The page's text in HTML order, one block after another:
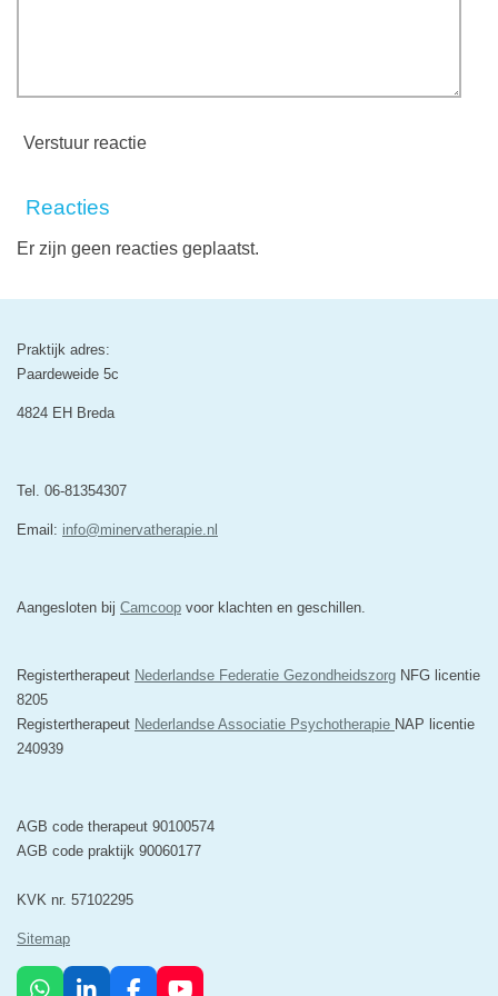
Verstuur reactie
Reacties
Er zijn geen reacties geplaatst.
Praktijk adres:
Paardeweide 5c
4824 EH Breda
Tel. 06-81354307
Email: info@minervatherapie.nl
Aangesloten bij Camcoop voor klachten en geschillen.
Registertherapeut Nederlandse Federatie Gezondheidszorg NFG licentie
8205
Registertherapeut Nederlandse Associatie Psychotherapie NAP licentie
240939
AGB code therapeut 90100574
AGB code praktijk 90060177
KVK nr. 57102295
Sitemap